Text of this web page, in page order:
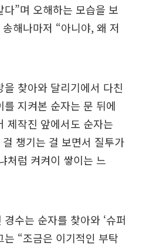
”며 오해하는 모습을 보
해나마저 “아니야, 왜 저
찾아와 달리기에서 다친
지켜본 순자는 문 뒤에
제작진 앞에서도 순자는
챙기는 걸 보면서 질투가
처럼 켜켜이 쌓이는 느
수는 순자를 찾아와 ‘슈퍼
는 “조금은 이기적인 부탁